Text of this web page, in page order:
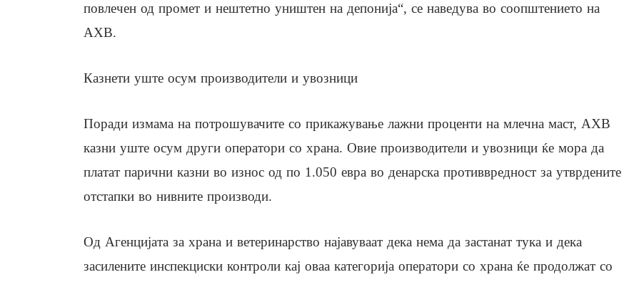
повлечен од промет и нештетно уништен на депонија“, се наведува во соопштението на
АХВ.
Казнети уште осум производители и увозници
Поради измама на потрошувачите со прикажување лажни проценти на млечна маст, АХВ
казни уште осум други оператори со храна. Овие производители и увозници ќе мора да
платат парични казни во износ од по 1.050 евра во денарска противвредност за утврдените
отстапки во нивните производи.
Од Агенцијата за храна и ветеринарство најавуваат дека нема да застанат тука и дека
засилените инспекциски контроли кај оваа категорија оператори со храна ќе продолжат со